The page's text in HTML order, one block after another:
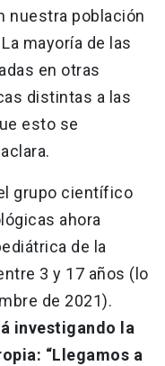
nuestra población
mayoría de las
en otras
distintas a las
esto se
grupo científico
ahora
de la
3 y 17 años (lo
de 2021).
investigando la
“Llegamos a